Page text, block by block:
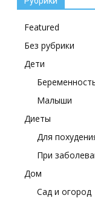
Featured
Без рубрики
Дети
Малыши
Диеты
Для
При
Дом
Сад и огород